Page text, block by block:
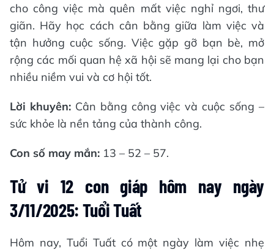
cho công việc mà quên mất việc nghỉ ngơi, thư
giãn. Hãy học cách cân bằng giữa làm việc và
tận hưởng cuộc sống. Việc gặp gỡ bạn bè, mở
rộng các mối quan hệ xã hội sẽ mang lại cho bạn
nhiều niềm vui và cơ hội tốt.
Lời khuyên:Cân bằng công việc và cuộc sống –
sức khỏe là nền tảng của thành công.
Con số may mắn: 13 – 52 – 57.
Tử vi 12 con giáp hôm nay ngày
3/11/2025: Tuổi Tuất
Hôm nay, Tuổi Tuất có một ngày làm việc nhẹ